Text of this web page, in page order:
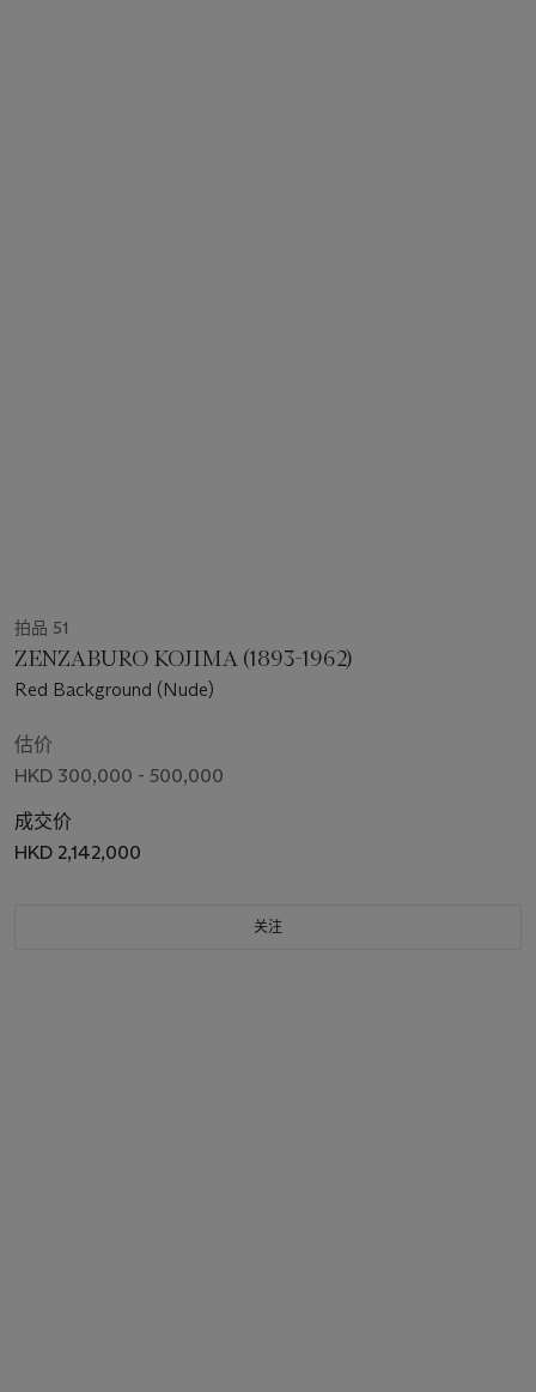
拍品 51
ZENZABURO KOJIMA (1893-1962)
Red Background (Nude)
估价
HKD 300,000 - 500,000
成交价
HKD 2,142,000
关注